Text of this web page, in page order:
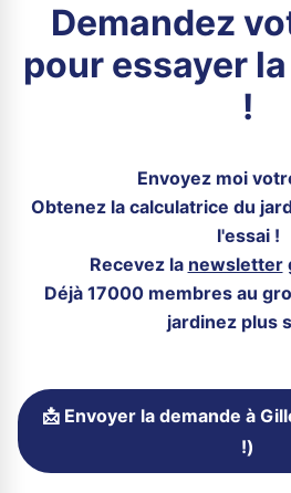
Demandez
pour essayer
!
Envoyez moi
Obtenez la calculatrice du
l'essai !
Recevez la newsletter
Déjà 17000 membres au
jardinez plus
📩 Envoyer la demande à
!)